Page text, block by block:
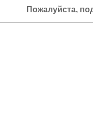
Пожалуйста,